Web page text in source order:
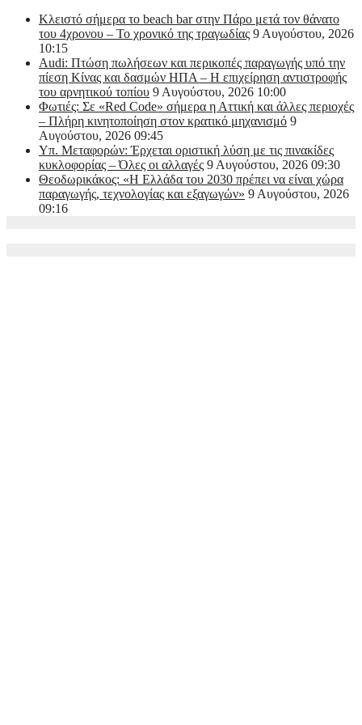
Κλειστό σήμερα το beach bar στην Πάρο μετά τον θάνατο
του 4χρονου – Το χρονικό της τραγωδίας 9 Αυγούστου, 2026
10:15
Audi: Πτώση πωλήσεων και περικοπές παραγωγής υπό την
πίεση Κίνας και δασμών ΗΠΑ – H επιχείρηση αντιστροφής
του αρνητικού τοπίου 9 Αυγούστου, 2026 10:00
Φωτιές: Σε «Red Code» σήμερα η Αττική και άλλες περιοχές
– Πλήρη κινητοποίηση στον κρατικό μηχανισμό 9
Αυγούστου, 2026 09:45
Υπ. Μεταφορών: Έρχεται οριστική λύση με τις πινακίδες
κυκλοφορίας – Όλες οι αλλαγές 9 Αυγούστου, 2026 09:30
Θεοδωρικάκος: «Η Ελλάδα του 2030 πρέπει να είναι χώρα
παραγωγής, τεχνολογίας και εξαγωγών» 9 Αυγούστου, 2026
09:16